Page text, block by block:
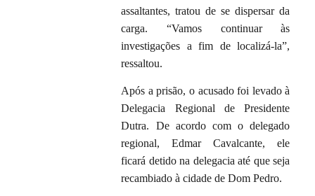
assaltantes, tratou de se dispersar da
carga. “Vamos continuar às
investigações a fim de localizá-la”,
ressaltou.
Após a prisão, o acusado foi levado à
Delegacia Regional de Presidente
Dutra. De acordo com o delegado
regional, Edmar Cavalcante, ele
ficará detido na delegacia até que seja
recambiado à cidade de Dom Pedro.